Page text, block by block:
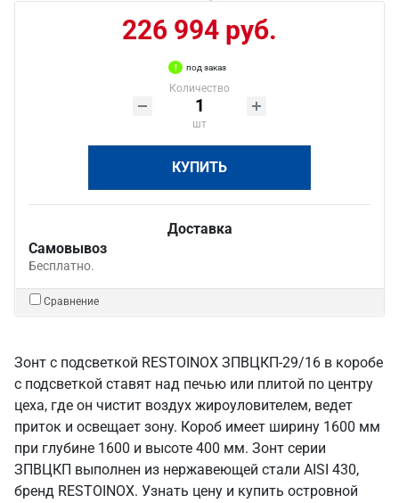
226 994 руб.
под заказ
Количество
шт
КУПИТЬ
Доставка
Самовывоз
Бесплатно.
Сравнение
Зонт с подсветкой RESTOINOX ЗПВЦКП-29/16 в коробе
с подсветкой ставят над печью или плитой по центру
цеха, где он чистит воздух жироуловителем, ведет
приток и освещает зону. Короб имеет ширину 1600 мм
при глубине 1600 и высоте 400 мм. Зонт серии
ЗПВЦКП выполнен из нержавеющей стали AISI 430,
бренд RESTOINOX. Узнать цену и купить островной